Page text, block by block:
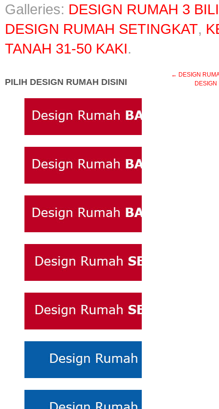
Galleries: DESIGN RUMAH 3
DESIGN RUMAH SETINGKAT,
TANAH 31-50 KAKI.
← DESIGN
DESIGN
PILIH DESIGN RUMAH DISINI